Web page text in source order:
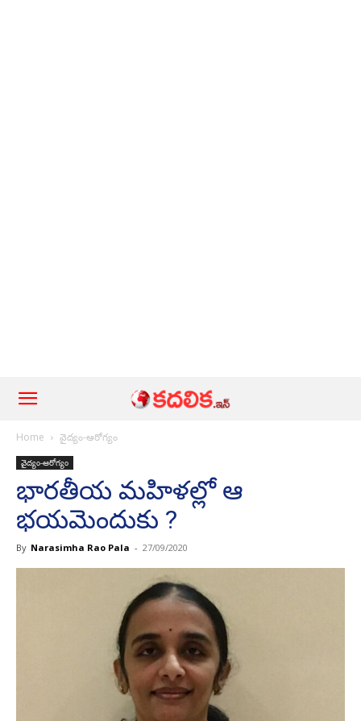
Home వైద్యం-ఆరోగ్యం
వైద్యం-ఆరోగ్యం
భారతీయ మహిళల్లో ఆ
భయమెందుకు ?
By Narasimha Rao Pala - 27/09/2020